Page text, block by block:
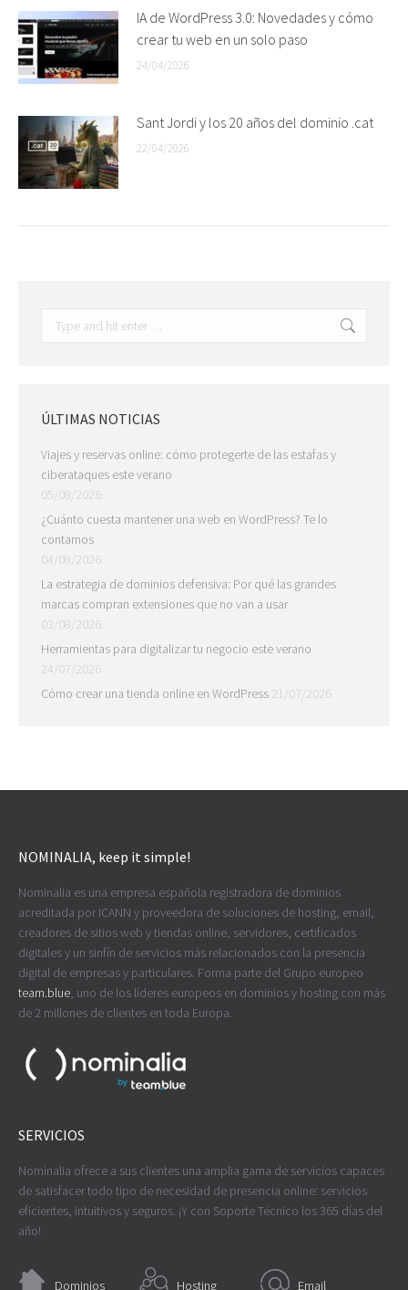
IA de WordPress 3.0: Novedades y cómo
crear tu web en un solo paso
24/04/2026
Sant Jordi y los 20 años del dominio .cat
22/04/2026
ÚLTIMAS NOTICIAS
Viajes y reservas online: cómo protegerte de las estafas y
ciberataques este verano
05/08/2026
¿Cuánto cuesta mantener una web en WordPress? Te lo
contamos
04/08/2026
La estrategia de dominios defensiva: Por qué las grandes
marcas compran extensiones que no van a usar
03/08/2026
Herramientas para digitalizar tu negocio este verano
24/07/2026
Cómo crear una tienda online en WordPress 21/07/2026
NOMINALIA, keep it simple!
Nominalia es una empresa española registradora de dominios
acreditada por ICANN y proveedora de soluciones de hosting, email,
creadores de sitios web y tiendas online, servidores, certificados
digitales y un sinfín de servicios más relacionados con la presencia
digital de empresas y particulares. Forma parte del Grupo europeo
team.blue, uno de los líderes europeos en dominios y hosting con más
de 2 millones de clientes en toda Europa.
SERVICIOS
Nominalia ofrece a sus clientes una amplia gama de servicios capaces
de satisfacer todo tipo de necesidad de presencia online: servicios
eficientes, intuitivos y seguros. ¡Y con Soporte Técnico los 365 días del
año!
Dominios Hosting Email